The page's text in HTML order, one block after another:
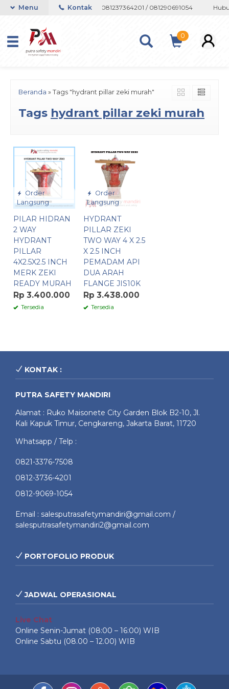
Whatsapp 082133767508 / 081237364201 / 081290691054
Menu Kontak
0
Beranda » Tags "hydrant pillar zeki murah"
Tags hydrant pillar zeki murah
Order
Langsung
PILAR HIDRAN
2 WAY
HYDRANT
PILLAR
4X2.5X2.5 INCH
MERK ZEKI
READY MURAH
Rp 3.400.000
Tersedia
Order
Langsung
HYDRANT
PILLAR ZEKI
TWO WAY 4 X 2.5
X 2.5 INCH
PEMADAM API
DUA ARAH
FLANGE JIS10K
Rp 3.438.000
Tersedia
KONTAK :
PUTRA SAFETY MANDIRI
Alamat : Ruko Maisonete City Garden Blok B2-10, Jl.
Kali Kapuk Timur, Cengkareng, Jakarta Barat, 11720
Whatsapp / Telp :
0821-3376-7508
0812-3736-4201
0812-9069-1054
Email : salesputrasafetymandiri@gmail.com /
salesputrasafetymandiri2@gmail.com
PORTOFOLIO PRODUK
JADWAL OPERASIONAL
Live Chat
Online Senin-Jumat (08:00 – 16:00) WIB
Online Sabtu (08.00 – 12.00) WIB